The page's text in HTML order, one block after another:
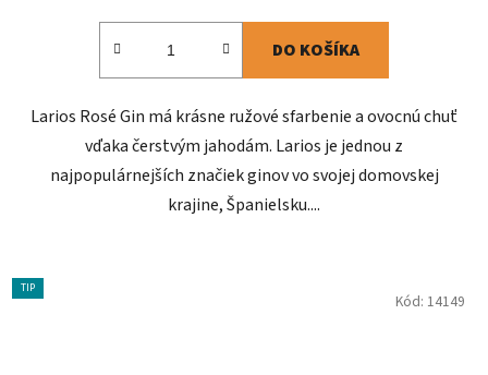
DO KOŠÍKA
Larios Rosé Gin má krásne ružové sfarbenie a ovocnú chuť
vďaka čerstvým jahodám. Larios je jednou z
najpopulárnejších značiek ginov vo svojej domovskej
krajine, Španielsku....
TIP
Kód: 14149